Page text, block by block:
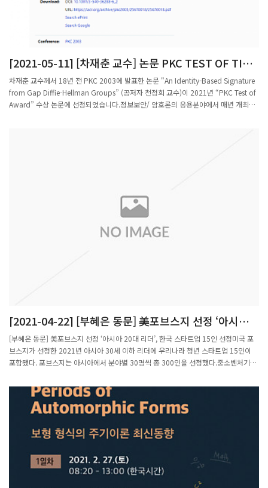
감염재생산지수가 0.9로 떨어져 확산세가 수그러들더라도 2주 뒤 하루 확진자 규모는
509명으로 예상해 확진자 규모가 급격히 줄어들지는 않을 것으로 예측했다.이효정 수
643명으로 계산했다. 정일효 부산대 교수팀은 1주 뒤 이보다는 다소 줄어든 452명으
러스 전파 차단 효과는 고려하지 않았다. 27일 기준 국내에서 코로나19 백신 접종률은
1차 접종의 경우 100명당 9.05명, 2차까지 접종을 완료한 비율은 100명당 3.99명이
다. 정 교수는 보고서에서 “백신의 효과가 나타나기에는 접종 인원이 충분하지 않아 백
[2021-05-11] [차재춘 교수] 논문 PKC TEST OF TIME
AWARD 선정
차재춘 교수께서 18년 전 PKC 2003에 발표한 논문 "An Identity-Based Signature
from Gap Diffie-Hellman Groups” (공저자 천정희 교수)이 2021년 “PKC Test of
Award” 수상 논문에 선정되었습니다.정보보안/ 암호론의 응용분야에서 매년 개최되
[2021-04-22] [부혜은 동문] 美포브스지 선정 ‘아시아
20대 리더’, 한국 스타트업 15인 선정
[부혜은 동문] 美포브스지 선정 ‘아시아 20대 리더’, 한국 스타트업 15인 선정미국 포
브스지가 선정한 2021년 아시아 30세 이하 리더에 우리나라 청년 스타트업 15인이
포함됐다. 포브스지는 아시아에서 분야별 30명씩 총 300인을 선정했다.중소벤처기업
타트업 최고경영자(CEO) 15인이 포함됐다고 21일 밝혔다.이들은 모두 중기부의 창업
지원프로그램에 참여했다. 포브스지에 선정된 청년 스타트업 15개사 모두 팁스(민관
공동창업자발굴육성), 예비·초기창업패키지, 창업기업지원서비스바우처 사업 등 중기
해 중기부는 우리 정부의 창업지원 정책이 청년 스타트업의 성장에 크게 기여한 것이라
해외에서도 인정받고 있음을 다시 한번 확인했다”고 자평했다.다음은 포브스지가 선정
한 아시아 30세 이하 리더 중 한국 스타트업 청년 명단이다. (회사명/이름)▲카펜스트
리트 이민홍(29)·서정수(28) ▲디보션푸드 이용민(29)·박형수(29) ▲셀렉트스타 전